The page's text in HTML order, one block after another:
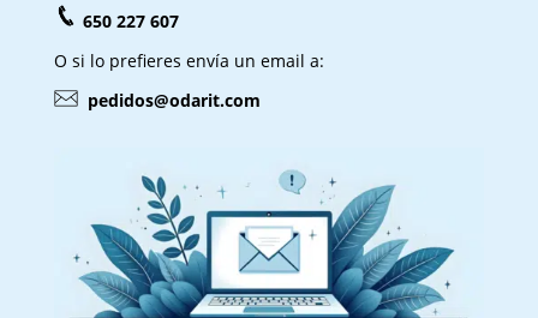
650 227 607
O si lo prefieres envía un email a:
pedidos@odarit.com